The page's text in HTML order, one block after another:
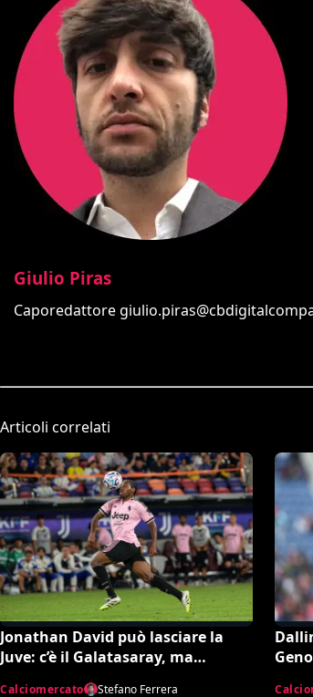
Giulio Piras
Caporedattore
Articoli correlati
Jonathan David può lasciare la
Juve: c’è il Galatasaray, ma
dipende da Leao
Calciomercato Stefano Ferrera